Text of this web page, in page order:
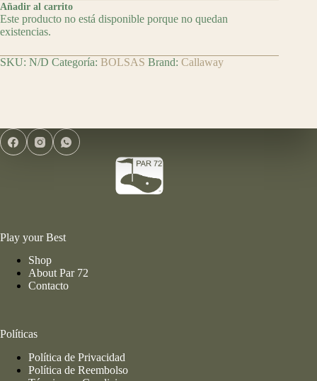
Añadir al carrito
Este producto no está disponible porque no quedan
existencias.
SKU: N/D Categoría: BOLSAS Brand: Callaway
Play your Best
Shop
About Par 72
Contacto
Políticas
Política de Privacidad
Política de Reembolso